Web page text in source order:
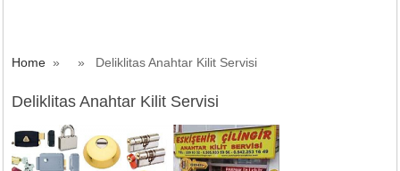
Home » » Deliklitas Anahtar Kilit Servisi
Deliklitas Anahtar Kilit Servisi